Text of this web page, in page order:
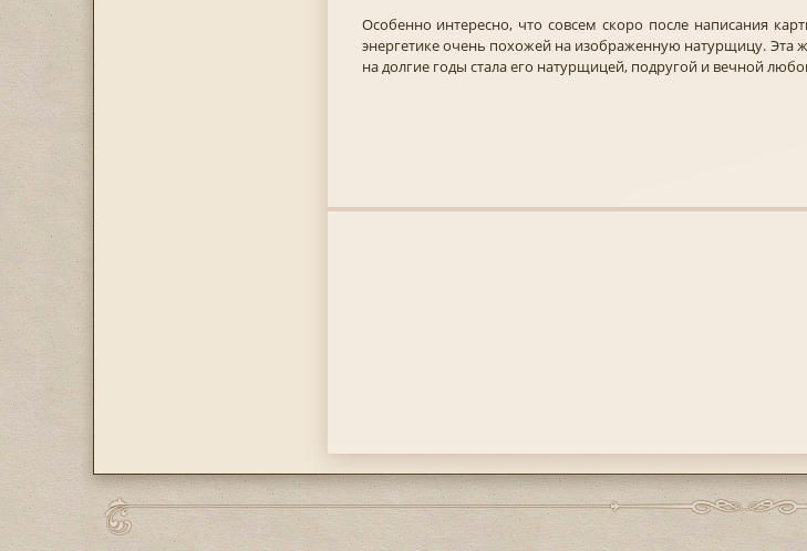
Особенно интересно, что совсем скоро после написания
энергетике очень похожей на изображенную натурщицу.
на долгие годы стала его натурщицей, подругой и вечной